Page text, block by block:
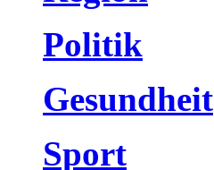
Politik
Gesundheit
Sport